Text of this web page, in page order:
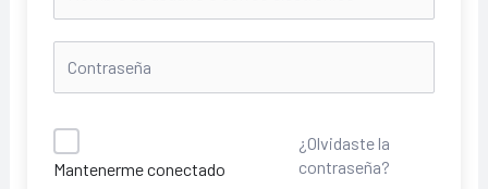
Mantenerme conectado
¿Olvidaste la
contraseña?